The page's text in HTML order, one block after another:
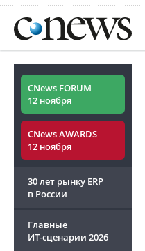
CNews FORUM
12 ноября
CNews AWARDS
12 ноября
30 лет рынку ERP
в России
Главные
ИТ-сценарии 2026